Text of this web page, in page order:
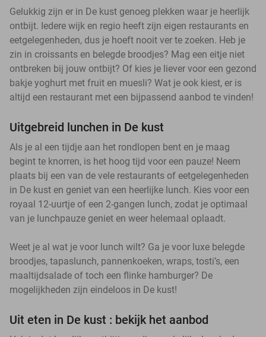
Gelukkig zijn er in De kust genoeg plekken waar je heerlijk
ontbijt. Iedere wijk en regio heeft zijn eigen restaurants en
eetgelegenheden, dus je hoeft nooit ver te zoeken. Heb je
zin in croissants en belegde broodjes? Mag een eitje niet
ontbreken bij jouw ontbijt? Of kies je liever voor een gezond
bakje yoghurt met fruit en muesli? Wat je ook kiest, er is
altijd een restaurant met een bijpassend aanbod te vinden!
Uitgebreid lunchen in De kust
Als je al een tijdje aan het rondlopen bent en je maag
begint te knorren, is het hoog tijd voor een pauze! Neem
plaats bij een van de vele restaurants of eetgelegenheden
in De kust en geniet van een heerlijke lunch. Kies voor een
royaal 12-uurtje of een 2-gangen lunch, zodat je optimaal
van je lunchpauze geniet en weer helemaal oplaadt.
Weet je al wat je voor lunch wilt? Ga je voor luxe belegde
broodjes, tapaslunch, pannenkoeken, wraps, tosti’s, een
maaltijdsalade of toch een flinke hamburger? De
mogelijkheden zijn eindeloos in De kust!
Uit eten in De kust : bekijk het aanbod